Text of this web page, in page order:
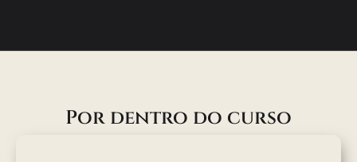
Por dentro do curso